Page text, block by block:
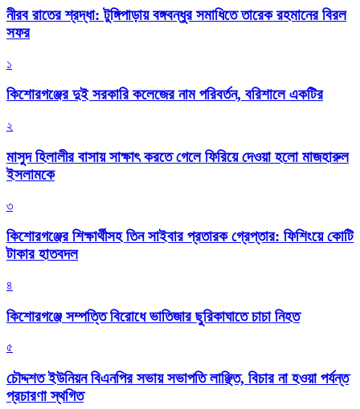
নীরব রাতের শ্রদ্ধা: টুঙ্গিপাড়ায় বঙ্গবন্ধুর সমাধিতে তারেক রহমানের বিরল
সফর
১
কিশোরগঞ্জের দুই সরকারি কলেজের নাম পরিবর্তন, বরিশালে একটির
২
মাসুদ হিলালীর বাসায় সাক্ষাৎ করতে গেলে ফিরিয়ে দেওয়া হলো মাজহারুল
ইসলামকে
৩
কিশোরগঞ্জের শিক্ষার্থীসহ তিন সাইবার প্রতারক গ্রেপ্তার: ফিশিংয়ে কোটি
টাকার হাতবদল
৪
কিশোরগঞ্জে সম্পত্তি বিরোধে ভাতিজার ছুরিকাঘাতে চাচা নিহত
৫
চৌদ্দশত ইউনিয়ন বিএনপির সভায় সভাপতি লাঞ্ছিত, বিচার না হওয়া পর্যন্ত
প্রচারণা স্থগিত